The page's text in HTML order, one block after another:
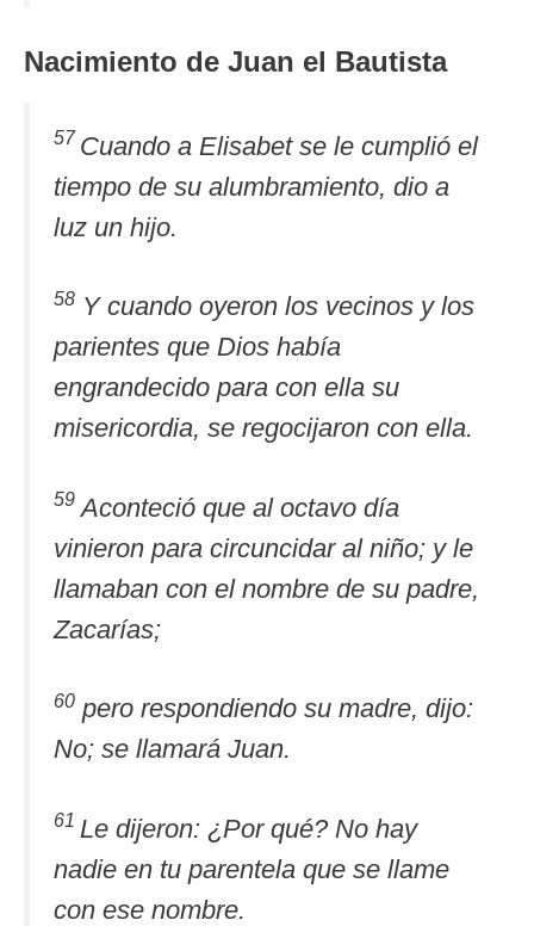
Nacimiento de Juan el Bautista
57 Cuando a Elisabet se le cumplió el
tiempo de su alumbramiento, dio a
luz un hijo.
58 Y cuando oyeron los vecinos y los
parientes que Dios había
engrandecido para con ella su
misericordia, se regocijaron con ella.
59 Aconteció que al octavo día
vinieron para circuncidar al niño; y le
llamaban con el nombre de su padre,
Zacarías;
60 pero respondiendo su madre, dijo:
No; se llamará Juan.
61 Le dijeron: ¿Por qué? No hay
nadie en tu parentela que se llame
con ese nombre.